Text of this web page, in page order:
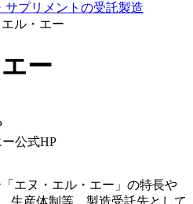
サプリメントの受託製造
ル・エー
ー
公式HP
エヌ・エル・エー」の特長や
生産体制等、製造受託先として